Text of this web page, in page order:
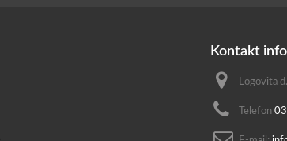
Kontakt
Logovita
Telefon